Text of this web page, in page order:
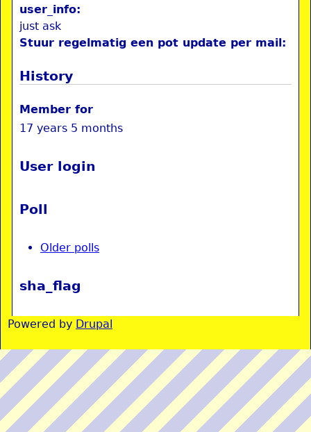
user_info:
just ask
Stuur regelmatig een pot update per mail:
History
Member for
17 years 5 months
User login
Poll
Older polls
sha_flag
Powered by Drupal